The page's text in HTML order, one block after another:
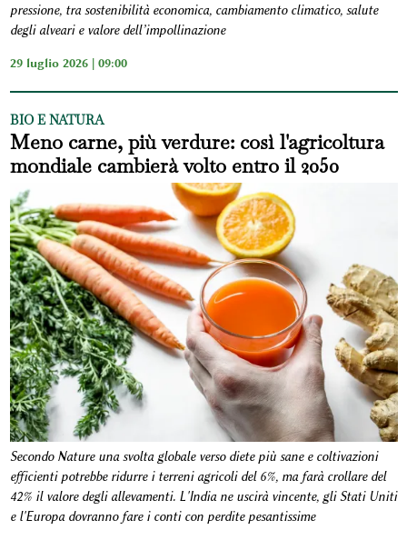
pressione, tra sostenibilità economica, cambiamento climatico, salute
degli alveari e valore dell’impollinazione
29 luglio 2026 | 09:00
BIO E NATURA
Meno carne, più verdure: così l'agricoltura
mondiale cambierà volto entro il 2050
Secondo Nature una svolta globale verso diete più sane e coltivazioni
efficienti potrebbe ridurre i terreni agricoli del 6%, ma farà crollare del
42% il valore degli allevamenti. L'India ne uscirà vincente, gli Stati Uniti
e l'Europa dovranno fare i conti con perdite pesantissime